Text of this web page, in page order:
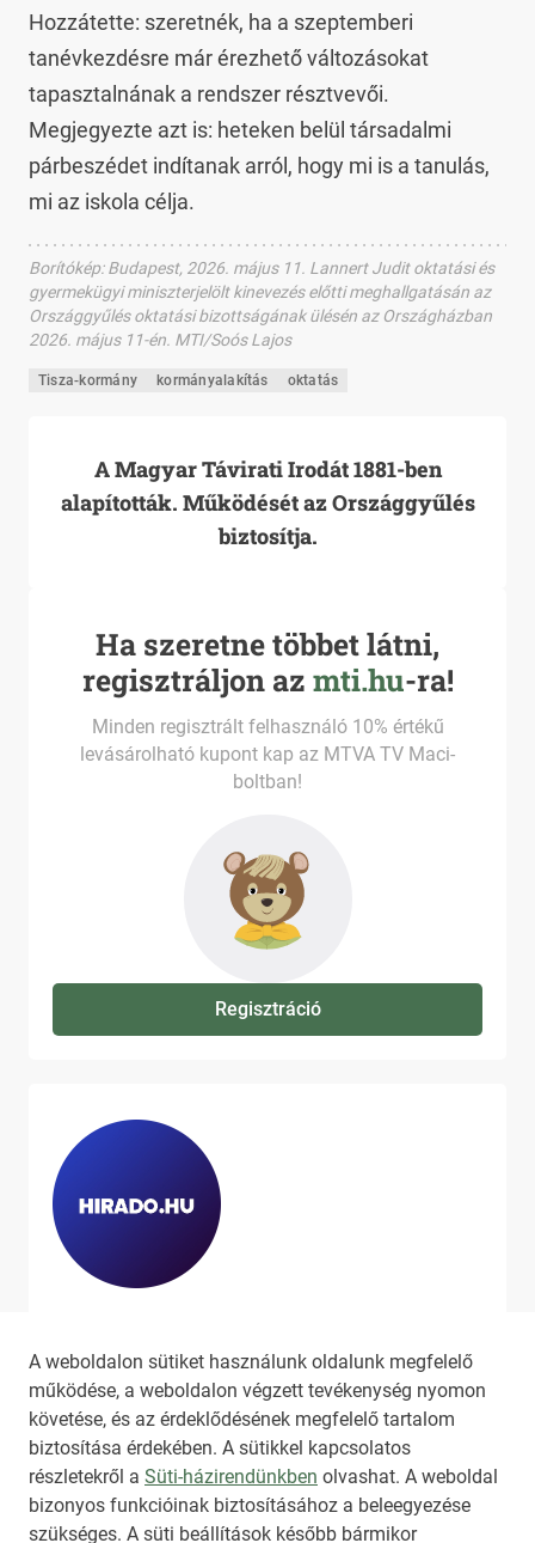
A weboldalon sütiket használunk oldalunk megfelelő
működése, a weboldalon végzett tevékenység nyomon
követése, és az érdeklődésének megfelelő tartalom
biztosítása érdekében. A sütikkel kapcsolatos
részletekről a Süti-házirendünkben olvashat. A weboldal
bizonyos funkcióinak biztosításához a beleegyezése
szükséges. A süti beállítások később bármikor
Hozzátette: szeretnék, ha a szeptemberi
tanévkezdésre már érezhető változásokat
tapasztalnának a rendszer résztvevői.
Megjegyezte azt is: heteken belül társadalmi
párbeszédet indítanak arról, hogy mi is a tanulás,
mi az iskola célja.
Borítókép:Budapest, 2026. május 11. Lannert Judit oktatási és
gyermekügyi miniszterjelölt kinevezés előtti meghallgatásán az
Országgyűlés oktatási bizottságának ülésén az Országházban
2026. május 11-én. MTI/Soós Lajos
Tisza-kormány kormányalakítás oktatás
A Magyar Távirati Irodát 1881-ben
alapították. Működését az Országgyűlés
biztosítja.
Ha szeretne többet látni,
regisztráljon az mti.hu-ra!
Minden regisztrált felhasználó 10% értékű
levásárolható kupont kap az MTVA TV Maci-
boltban!
Regisztráció
látni, látogassa meg ahirado.hu
oldalát!
HIRADO.HU MEDIAKLIKK.HU